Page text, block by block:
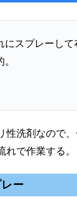
にスプレーし
性洗剤なので
れで作業する。
ー